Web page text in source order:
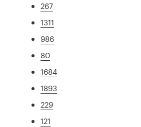
267
1311
986
80
1684
1893
229
121